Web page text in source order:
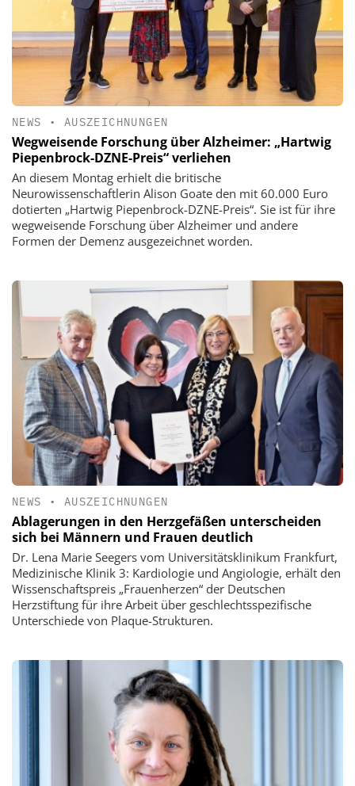
NEWS • AUSZEICHNUNGEN
Wegweisende Forschung über Alzheimer: „Hartwig
Piepenbrock-DZNE-Preis“ verliehen
An diesem Montag erhielt die britische
Neurowissenschaftlerin Alison Goate den mit 60.000 Euro
dotierten „Hartwig Piepenbrock-DZNE-Preis“. Sie ist für ihre
wegweisende Forschung über Alzheimer und andere
Formen der Demenz ausgezeichnet worden.
NEWS • AUSZEICHNUNGEN
Ablagerungen in den Herzgefäßen unterscheiden
sich bei Männern und Frauen deutlich
Dr. Lena Marie Seegers vom Universitätsklinikum Frankfurt,
Medizinische Klinik 3: Kardiologie und Angiologie, erhält den
Wissenschaftspreis „Frauenherzen“ der Deutschen
Herzstiftung für ihre Arbeit über geschlechtsspezifische
Unterschiede von Plaque-Strukturen.